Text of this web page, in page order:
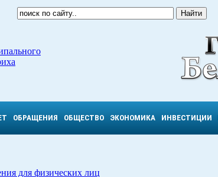
ОБРАЩЕНИЯ ОБЩЕСТВО ЭКОНОМИКА ИНВЕСТИЦИИ
для физических лиц